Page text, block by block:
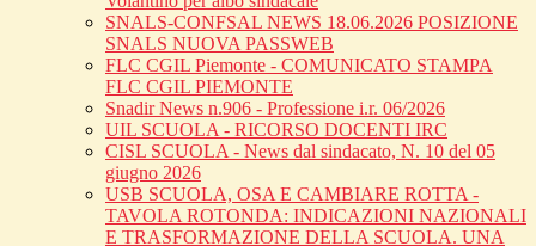
SNALS-CONFSAL NEWS 18.06.2026 POSIZIONE
SNALS NUOVA PASSWEB
FLC CGIL Piemonte - COMUNICATO STAMPA
FLC CGIL PIEMONTE
Snadir News n.906 - Professione i.r. 06/2026
UIL SCUOLA - RICORSO DOCENTI IRC
CISL SCUOLA - News dal sindacato, N. 10 del 05
giugno 2026
USB SCUOLA, OSA E CAMBIARE ROTTA -
TAVOLA ROTONDA: INDICAZIONI NAZIONALI
E TRASFORMAZIONE DELLA SCUOLA. UNA